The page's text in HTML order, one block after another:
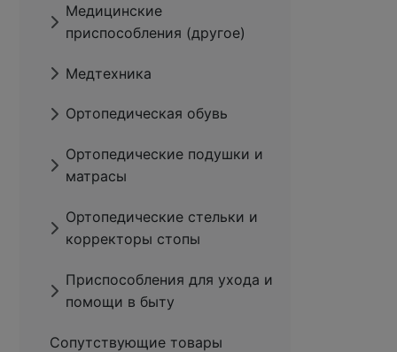
Медицинские
приспособления (другое)
Медтехника
Ортопедическая обувь
Ортопедические подушки и
матрасы
Ортопедические стельки и
корректоры стопы
Приспособления для ухода и
помощи в быту
Сопутствующие товары